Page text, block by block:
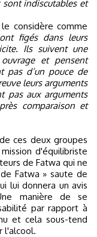
sont indiscutables et
considère comme
figés dans leurs
Ils suivent une
et pensent
pas d’un pouce de
leurs arguments
pas aux arguments
comparaison et
ces deux groupes
d'équilibriste
de Fatwa qui ne
Fatwa » saute de
lui donnera un avis
manière de se
par rapport à
et cela sous-tend
l'alcool.